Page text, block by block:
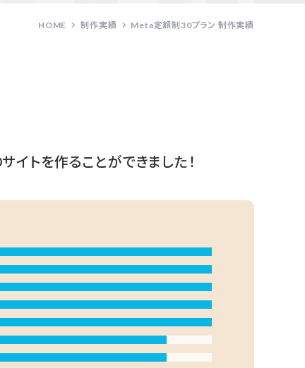
HOME 制作実績 Meta定額制30プラン 制作実績
トを作ることができました！